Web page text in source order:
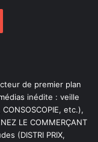
de premier plan
inédite : veille
CONSOSCOPIE, etc.),
LE COMMERÇANT
(DISTRI PRIX,